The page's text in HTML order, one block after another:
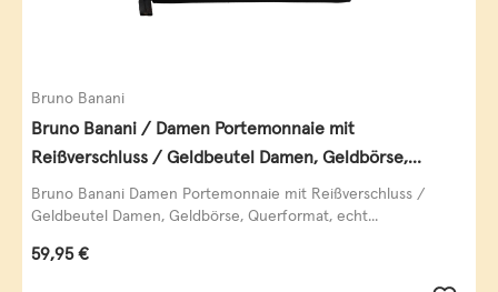
Bruno Banani
Bruno Banani / Damen Portemonnaie mit
Reißverschluss / Geldbeutel Damen, Geldbörse,
Querformat, echt Leder, black/white/red
Bruno Banani Damen Portemonnaie mit Reißverschluss /
Geldbeutel Damen, Geldbörse, Querformat, echt...
Regulärer Preis:
59,95 €